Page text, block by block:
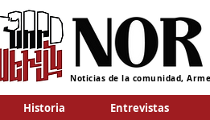
Noticias de la comunidad,
Historia Entrevistas